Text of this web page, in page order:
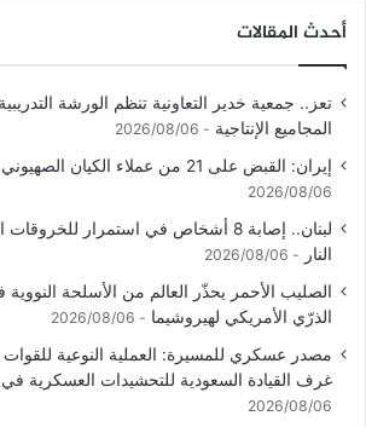
أحدث المقالات
تعز.. جمعية خدير التعاونية تنظم الورشة
المجاميع الإنتاجية
2026/08/06
إيران: القبض على 21 من عملاء الكيان الصهيوني في محافظة كرمان
2026/08/06
لبنان.. إصابة 8 أشخاص في استمرار
النار
2026/08/06
الصليب الأحمر يحذّر العالم من الأسلحة
الذرّي الأمريكي لهيروشيما
2026/08/06
مصدر عسكري للمسيرة: العملية النوعية
غرف القيادة السعودية للتحشيدات العسكرية في
2026/08/06